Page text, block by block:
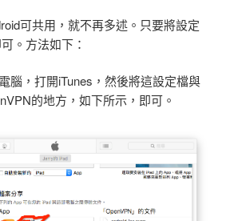
可共用，就不再多述。只要將設定
。方法如下：
腦，打開iTunes，然後將這設定檔與
的地方，如下所示，即可。